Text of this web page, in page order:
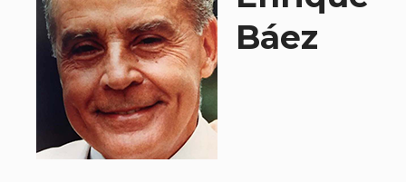
Báez